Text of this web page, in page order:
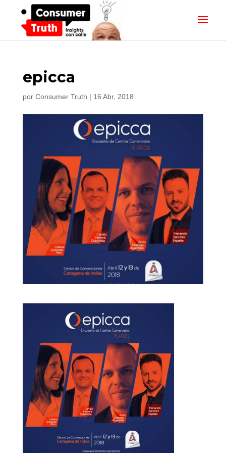
epicca
por Consumer Truth | 16 Abr, 2018